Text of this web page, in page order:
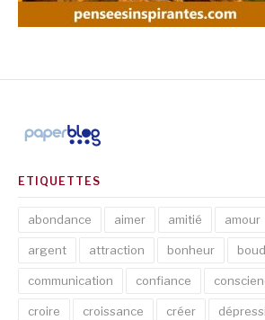
ETIQUETTES
abondance aimer amitié amour
argent attraction bonheur
communication confiance
croire croissance créer